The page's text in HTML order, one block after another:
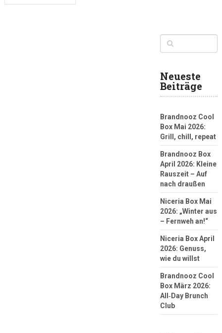
Neueste
Beiträge
Brandnooz Cool
Box Mai 2026:
Grill, chill, repeat
Brandnooz Box
April 2026: Kleine
Rauszeit – Auf
nach draußen
Niceria Box Mai
2026: „Winter aus
– Fernweh an!“
Niceria Box April
2026: Genuss,
wie du willst
Brandnooz Cool
Box März 2026:
All‑Day Brunch
Club